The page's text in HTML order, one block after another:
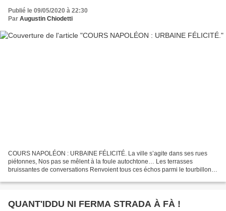
Publié le 09/05/2020 à 22:30
Par Augustin Chiodetti
COURS NAPOLÉON : URBAINE FÉLICITÉ. La ville s’agite dans ses rues
piétonnes, Nos pas se mêlent à la foule autochtone… Les terrasses
bruissantes de conversations Renvoient tous ces échos parmi le tourbillon…
QUANT'IDDU NI FERMA STRADA À FÀ !